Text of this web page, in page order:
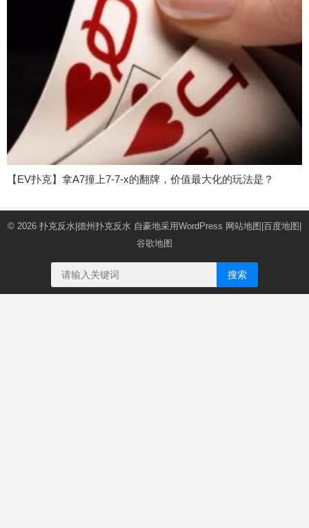
【EV扑克】拿A7撞上7-7-x的翻牌，价值最大化的玩法是？
© 2026 扑克反水|德州扑克反水 自豪地采用WordPress 网站地图 百度地图
谷歌地图
搜索